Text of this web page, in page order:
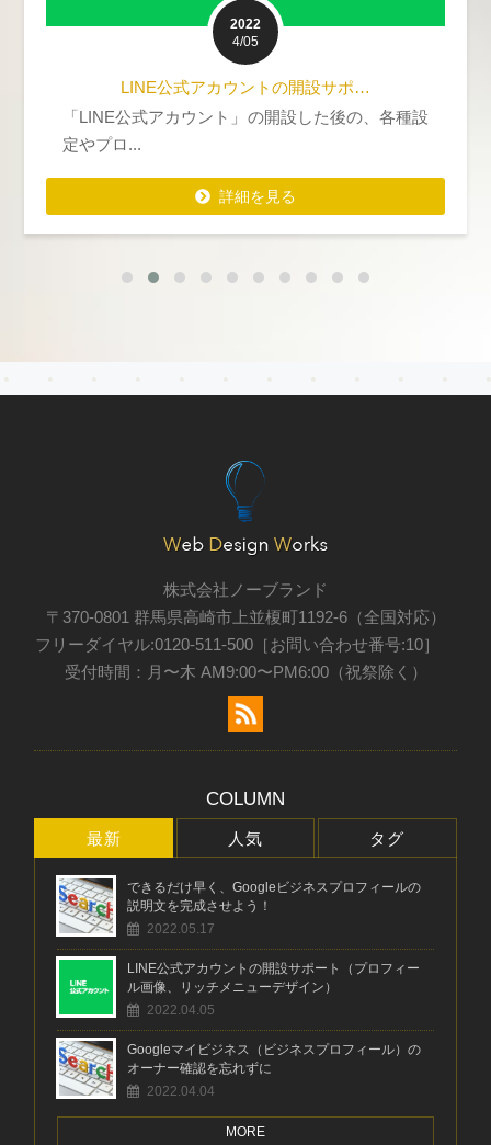
2022
4/05
LINE公式アカウントの開設サポ…
「LINE公式アカウント」の開設した後の、各種設
定やプロ...
詳細を見る
詳細を見る
株式会社ノーブランド
〒370-0801 群馬県高崎市上並榎町1192-6（全国対応）
フリーダイヤル:0120-511-500［お問い合わせ番号:10］
受付時間：月〜木 AM9:00〜PM6:00（祝祭除く）
COLUMN
最新 人気 タグ
できるだけ早く、Googleビジネスプロフィールの
説明文を完成させよう！
2022.05.17
LINE公式アカウントの開設サポート（プロフィー
ル画像、リッチメニューデザイン）
2022.04.05
Googleマイビジネス（ビジネスプロフィール）の
オーナー確認を忘れずに
2022.04.04
MORE